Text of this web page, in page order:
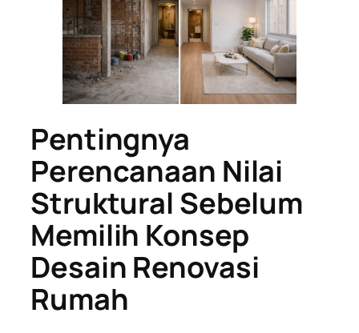
Pentingnya
Perencanaan Nilai
Struktural Sebelum
Memilih Konsep
Desain Renovasi
Rumah